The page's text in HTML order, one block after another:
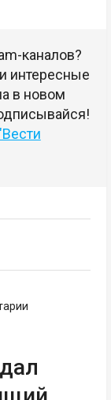
каналов?
интересные
в новом